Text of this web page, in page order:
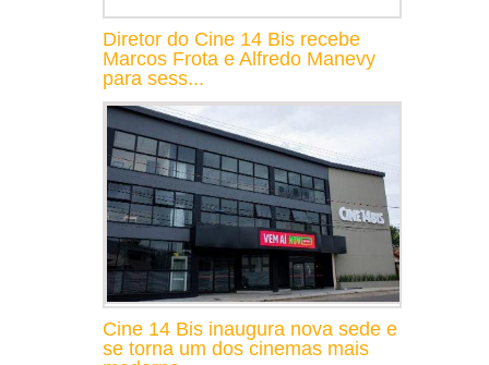
Diretor do Cine 14 Bis recebe
Marcos Frota e Alfredo Manevy
para sess...
Cine 14 Bis inaugura nova sede e
se torna um dos cinemas mais